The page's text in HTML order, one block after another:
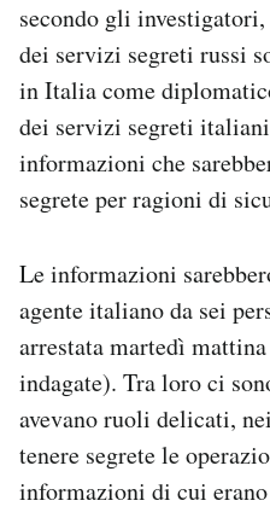
Area Personale
Newsletter
Notifiche mobile
Regala il Post
Hai bisogno di aiuto?
secondo gli investigatori,
dei servizi segreti russi
in Italia come
dei servizi segreti
informazioni che
segrete per ragioni di
Le informazioni
agente italiano da sei
arrestata martedì
indagate). Tra loro ci
avevano ruoli delicati,
tenere segrete le
informazioni di cui erano